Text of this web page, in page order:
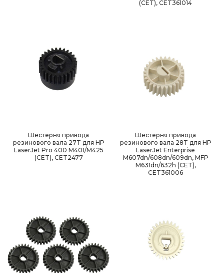
(CET), CET361014
Шестерня привода
резинового вала 27T для HP
LaserJet Pro 400 M401/M425
(CET), CET2477
Шестерня привода
резинового вала 28T для HP
LaserJet Enterprise
M607dn/608dn/609dn, MFP
M631dn/632h (CET),
CET361006